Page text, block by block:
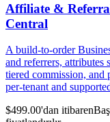
Affiliate &
Central
A build-to-order
and referrers, attributes
tiered commission,
per-tenant and
$499.00'dan itibaren